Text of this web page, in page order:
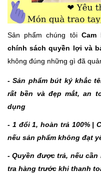
Sản phẩm chúng tôi Cam
chính sách quyền lợi và
không đúng những gì đã
- Sản phẩm bút ký khắc
rất bền và đẹp mắt, an
dụng
- 1 đổi 1, hoàn trả 100% |
nếu sản phẩm không đạt
- Quyền được trả, nếu
tra hàng trước khi thanh